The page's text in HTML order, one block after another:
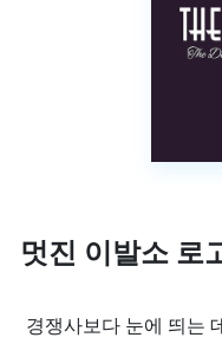
멋진 이발소 로
경쟁사보다 눈에 띄는